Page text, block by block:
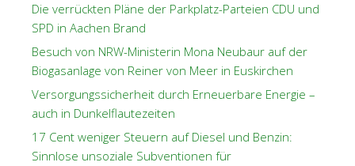
Die verrückten Pläne der Parkplatz-Parteien CDU und
SPD in Aachen Brand
Besuch von NRW-Ministerin Mona Neubaur auf der
Biogasanlage von Reiner von Meer in Euskirchen
Versorgungssicherheit durch Erneuerbare Energie –
auch in Dunkelflautezeiten
17 Cent weniger Steuern auf Diesel und Benzin:
Sinnlose unsoziale Subventionen für